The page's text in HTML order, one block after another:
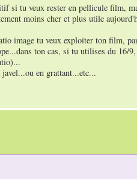
si tu veux rester en pellicule film,
moins cher et plus utile
image tu veux exploiter ton film,
ton cas, si tu utilises du 16/
en grattant...etc...